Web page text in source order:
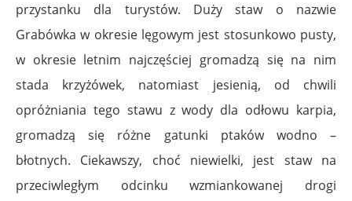
przystanku dla turystów. Duży staw o nazwie
Grabówka w okresie lęgowym jest stosunkowo pusty,
w okresie letnim najczęściej gromadzą się na nim
stada krzyżówek, natomiast jesienią, od chwili
opróżniania tego stawu z wody dla odłowu karpia,
gromadzą się różne gatunki ptaków wodno –
błotnych. Ciekawszy, choć niewielki, jest staw na
przeciwległym odcinku wzmiankowanej drogi